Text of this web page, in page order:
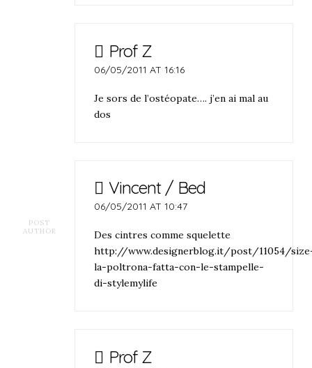
Prof Z
06/05/2011 AT 16:16
Je sors de l’ostéopate…. j’en ai mal au
dos
POST
AUTHOR
Vincent / Bed
06/05/2011 AT 10:47
Des cintres comme squelette
http://www.designerblog.it/post/11054/
la-poltrona-fatta-con-le-stampelle-
di-stylemylife
Prof Z